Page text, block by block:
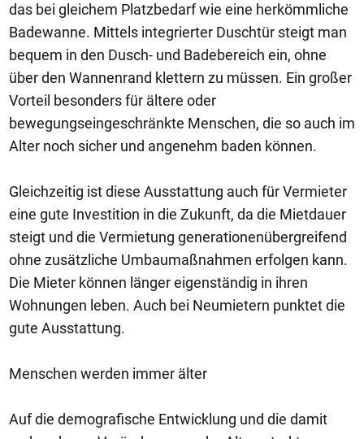
das bei gleichem Platzbedarf wie eine herkömmliche
Badewanne. Mittels integrierter Duschtür steigt man
bequem in den Dusch- und Badebereich ein, ohne
über den Wannenrand klettern zu müssen. Ein großer
Vorteil besonders für ältere oder
bewegungseingeschränkte Menschen, die so auch im
Alter noch sicher und angenehm baden können.
Gleichzeitig ist diese Ausstattung auch für Vermieter
eine gute Investition in die Zukunft, da die Mietdauer
steigt und die Vermietung generationenübergreifend
ohne zusätzliche Umbaumaßnahmen erfolgen kann.
Die Mieter können länger eigenständig in ihren
Wohnungen leben. Auch bei Neumietern punktet die
gute Ausstattung.
Menschen werden immer älter
Auf die demografische Entwicklung und die damit